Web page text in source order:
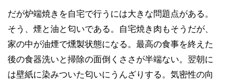
だが炉端焼きを自宅で行うには大きな問題点がある。
そう、煙と油と匂いである。自宅焼き肉もそうだが、
家の中が油煙で燻製状態になる。最高の食事を終えた
後の食器洗いと掃除の面倒くささが半端ない。翌朝に
は壁紙に染みついた匂いにうんざりする。気密性の向